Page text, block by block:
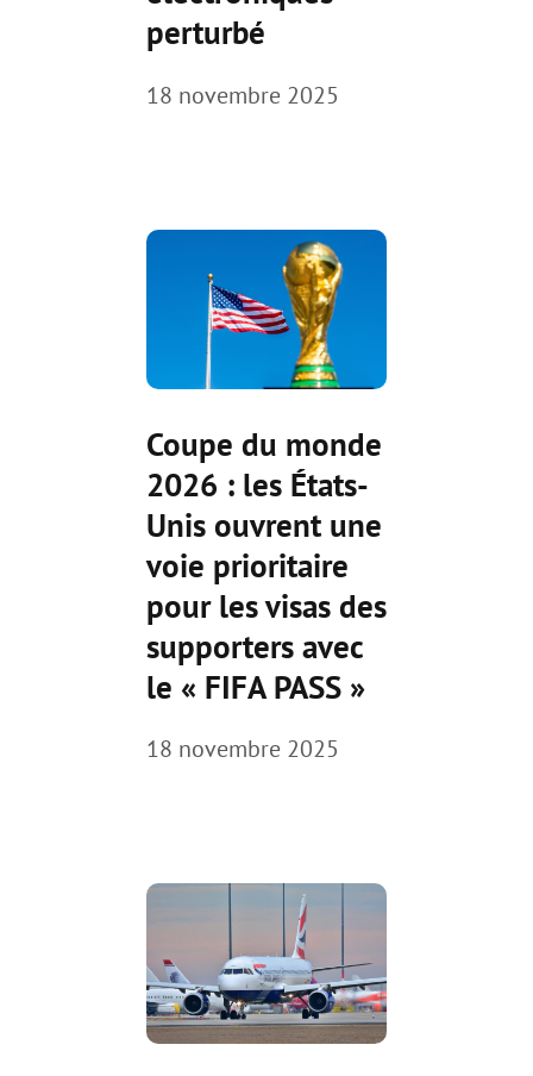
perturbé
18 novembre 2025
Coupe du monde
2026 : les États-
Unis ouvrent une
voie prioritaire
pour les visas des
supporters avec
le « FIFA PASS »
18 novembre 2025